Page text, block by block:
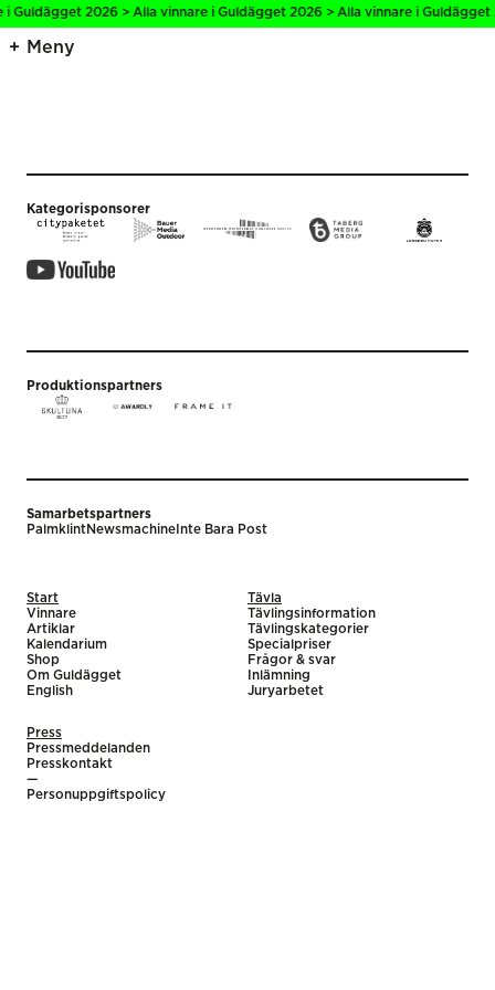
Guldägget 2026 > Alla vinnare i Guldägget 2026 > Alla vinnare i
Meny
Kategorisponsorer
Produktionspartners
Samarbetspartners
PalmklintNewsmachine Inte Bara Post
Start
Vinnare
Artiklar
Kalendarium
Shop
Om Guldägget
English
Tävla
Tävlingsinformation
Tävlingskategorier
Specialpriser
Frågor & svar
Inlämning
Juryarbetet
Press
Pressmeddelanden
Presskontakt
—
Personuppgiftspolicy